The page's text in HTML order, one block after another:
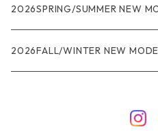
R1
R1エア
ウィメンズ
R1
ジャケット・アウター
★★★
レインウェアー
2026SPRING/SUMMER NEW
2026FALL/WINTER NEW